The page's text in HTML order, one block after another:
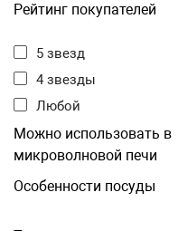
Рейтинг покупателей
5 звезд
4 звезды
Любой
Можно использовать в
микроволновой печи
Особенности посуды